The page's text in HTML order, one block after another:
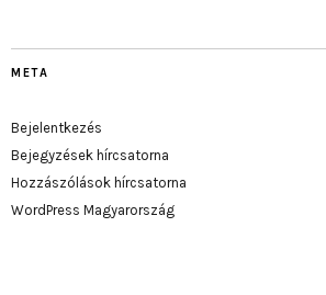
META
Bejelentkezés
Bejegyzések hírcsatorna
Hozzászólások hírcsatorna
WordPress Magyarország